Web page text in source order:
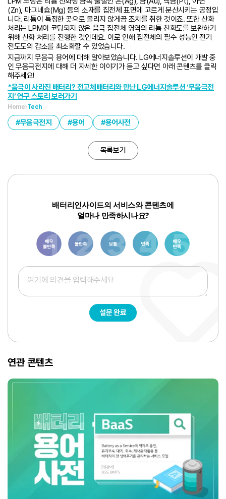
(Zn), 마그네슘(Mg) 등의 소재를 집전체 표면에 고르게 분산시키는 공정입
니다. 리튬이 특정한 곳으로 몰리지 않게끔 조치를 취한 것이죠. 또한 산화
처리는 LPM이 코팅되지 않은 음극 집전체 영역의 리튬 친화도를 보완하기
위해 산화 처리를 진행한 것인데요. 이로 인해 집전체의 필수 성능인 전기
전도도의 감소를 최소화할 수 있었습니다.
지금까지 무음극 용어에 대해 알아보았습니다. LG에너지솔루션이 개발 중
인 무음극전지에 대해 더 자세한 이야기가 듣고 싶다면 아래 콘텐츠를 클릭
해주세요!
*음극이 사라진 배터리? 전고체배터리와 만난 LG에너지솔루션 ‘무음극전
지’ 연구 스토리 보러가기
Home Tech
무음극전지 용어 용어사전
목록보기
배터리인사이드의 서비스와 콘텐츠에
얼마나 만족하시나요?
1 3 6 8 10
설문 완료
연관 콘텐츠